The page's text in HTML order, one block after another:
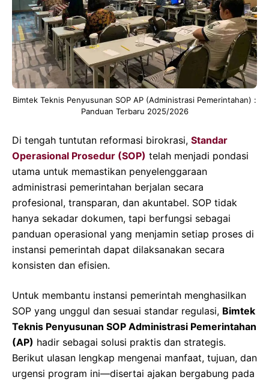
Bimtek Teknis Penyusunan SOP AP (Administrasi Pemerintahan) :
Panduan Terbaru 2025/2026
Di tengah tuntutan reformasi birokrasi, Standar
Operasional Prosedur (SOP) telah menjadi pondasi
utama untuk memastikan penyelenggaraan
administrasi pemerintahan berjalan secara
profesional, transparan, dan akuntabel. SOP tidak
hanya sekadar dokumen, tapi berfungsi sebagai
panduan operasional yang menjamin setiap proses di
instansi pemerintah dapat dilaksanakan secara
konsisten dan efisien.
Untuk membantu instansi pemerintah menghasilkan
SOP yang unggul dan sesuai standar regulasi, Bimtek
Teknis Penyusunan SOP Administrasi Pemerintahan
(AP) hadir sebagai solusi praktis dan strategis.
Berikut ulasan lengkap mengenai manfaat, tujuan, dan
urgensi program ini—disertai ajakan bergabung pada